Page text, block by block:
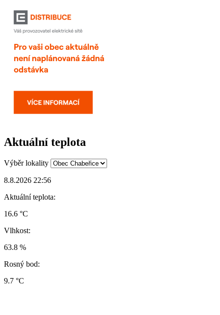
Aktuální teplota
Výběr lokality
8.8.2026 22:56
Aktuální teplota:
16.6 °C
Vlhkost:
63.8 %
Rosný bod:
9.7 °C